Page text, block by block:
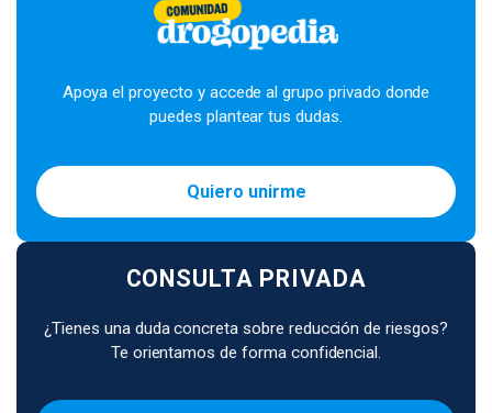
Apoya el proyecto y accede al grupo privado donde
puedes plantear tus dudas.
Quiero unirme
CONSULTA PRIVADA
¿Tienes una duda concreta sobre reducción de riesgos?
Te orientamos de forma confidencial.